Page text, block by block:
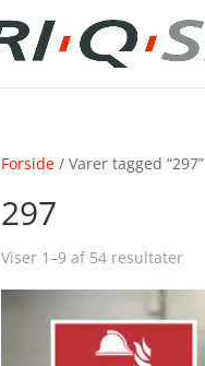
Forside / Varer tagged “297”
297
Viser 1–9 af 54 resultater